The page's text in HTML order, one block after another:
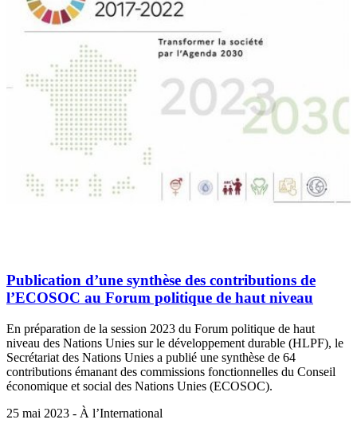
Publication d’une synthèse des contributions de
l’ECOSOC au Forum politique de haut niveau
En préparation de la session 2023 du Forum politique de haut
niveau des Nations Unies sur le développement durable (HLPF), le
Secrétariat des Nations Unies a publié une synthèse de 64
contributions émanant des commissions fonctionnelles du Conseil
économique et social des Nations Unies (ECOSOC).
25 mai 2023 - À l’International